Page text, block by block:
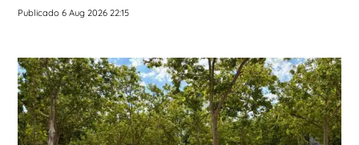
Publicado 6 Aug 2026 22:15